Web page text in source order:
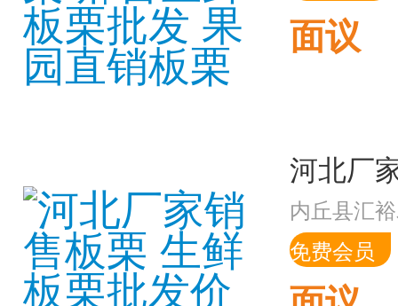
面议
内丘县汇
免费会员